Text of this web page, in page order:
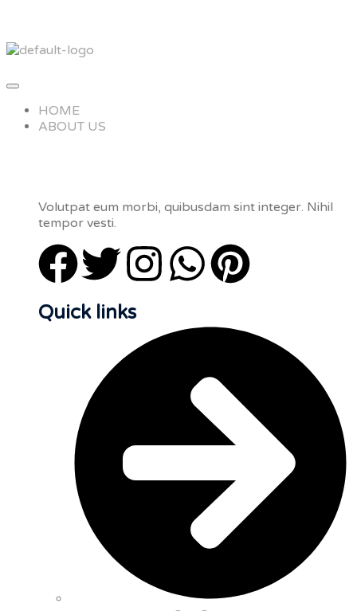
HOME
ABOUT US
Volutpat eum morbi, quibusdam sint integer. Nihil
tempor vesti.
Quick links